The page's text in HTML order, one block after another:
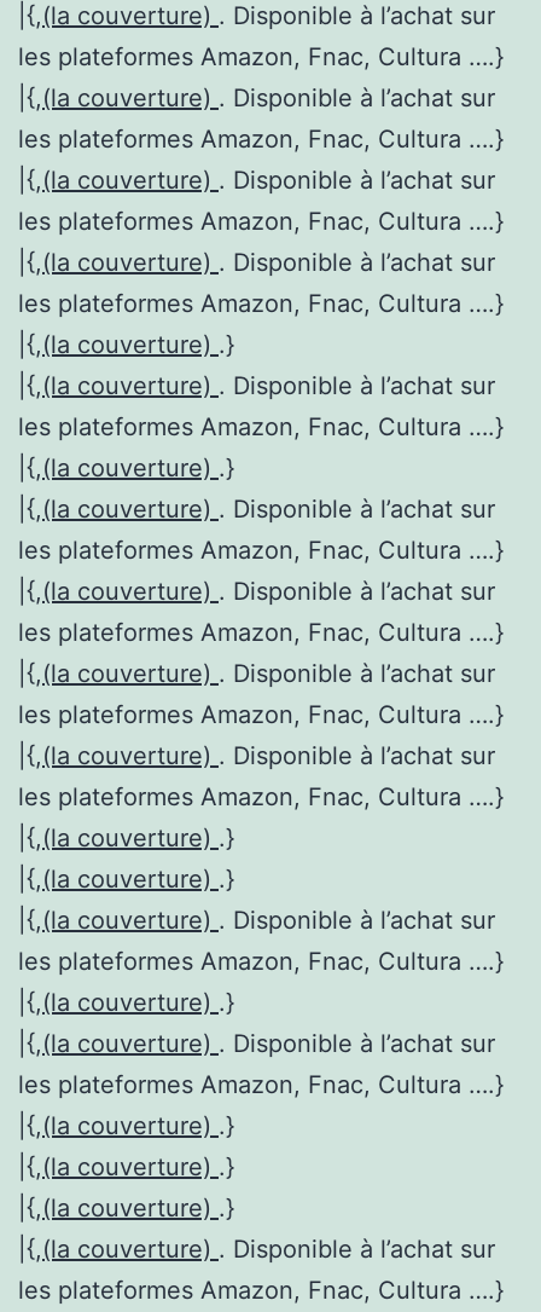
|{,(la couverture) . Disponible à l’achat sur
les plateformes Amazon, Fnac, Cultura ….}
|{,(la couverture) . Disponible à l’achat sur
les plateformes Amazon, Fnac, Cultura ….}
|{,(la couverture) . Disponible à l’achat sur
les plateformes Amazon, Fnac, Cultura ….}
|{,(la couverture) . Disponible à l’achat sur
les plateformes Amazon, Fnac, Cultura ….}
|{,(la couverture) .}
|{,(la couverture) . Disponible à l’achat sur
les plateformes Amazon, Fnac, Cultura ….}
|{,(la couverture) .}
|{,(la couverture) . Disponible à l’achat sur
les plateformes Amazon, Fnac, Cultura ….}
|{,(la couverture) . Disponible à l’achat sur
les plateformes Amazon, Fnac, Cultura ….}
|{,(la couverture) . Disponible à l’achat sur
les plateformes Amazon, Fnac, Cultura ….}
|{,(la couverture) . Disponible à l’achat sur
les plateformes Amazon, Fnac, Cultura ….}
|{,(la couverture) .}
|{,(la couverture) .}
|{,(la couverture) . Disponible à l’achat sur
les plateformes Amazon, Fnac, Cultura ….}
|{,(la couverture) .}
|{,(la couverture) . Disponible à l’achat sur
les plateformes Amazon, Fnac, Cultura ….}
|{,(la couverture) .}
|{,(la couverture) .}
|{,(la couverture) .}
|{,(la couverture) . Disponible à l’achat sur
les plateformes Amazon, Fnac, Cultura ….}